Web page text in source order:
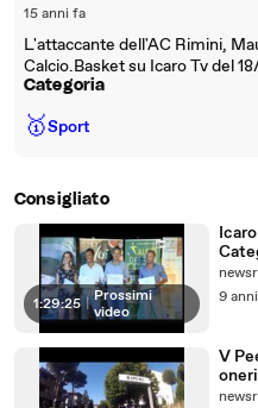
15 anni fa
L'attaccante dell'AC Rimini,
Calcio.Basket su Icaro Tv del
Categoria
🥇Sport
Consigliato
1:29:25 | Prossimi
video
9
V